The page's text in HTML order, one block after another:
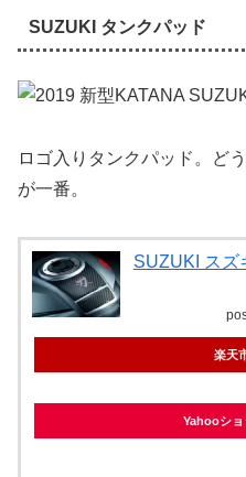
SUZUKI タンクパッド
ロゴ入りタンクパッド。ど
が一番。
SUZUKI スズ
楽天
Yahooシ